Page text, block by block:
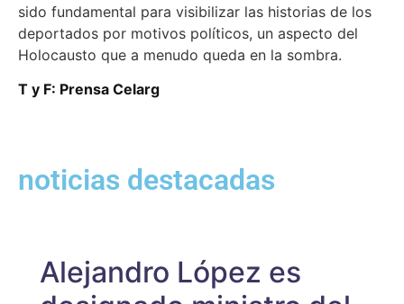
sido fundamental para visibilizar las historias de los
deportados por motivos políticos, un aspecto del
Holocausto que a menudo queda en la sombra.
T y F: Prensa Celarg
noticias destacadas
Alejandro López es